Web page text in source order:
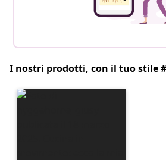
I nostri prodotti, con il tuo stile